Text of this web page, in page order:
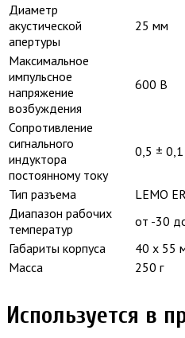
Диаметр
акустической
апертуры
25 мм
Максимальное
импульсное
напряжение
возбуждения
600 В
Сопротивление
сигнального
индуктора
постоянному току
0,5 ±
Тип разъема
LEMO
Диапазон рабочих
температур
от -30
Габариты корпуса
40 x 55
Масса
250 г
Используется в